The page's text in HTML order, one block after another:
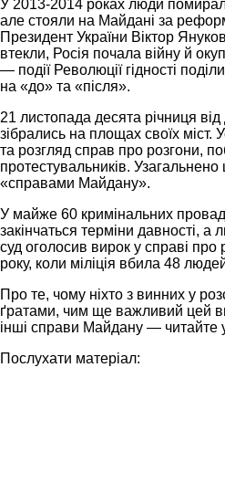
У 2013-2014 роках люди
але стояли на Майдані за
Президент України Віктор
втекли, Росія почала війну й
— події Революції гідності
на «до» та «після».
21 листопада десята річниця від
зібрались на площах своїх міст.
та розгляд справ про розгони,
протестувальників.
«справами Майдану».
У майже 60 кримінальних
закінчаться терміни давності,
суд оголосив вирок у справі про
року, коли міліція вбила 48
Про те, чому ніхто з винних у
ґратами, чим ще важливий цей
інші справи Майдану — читайте
Послухати матеріал: